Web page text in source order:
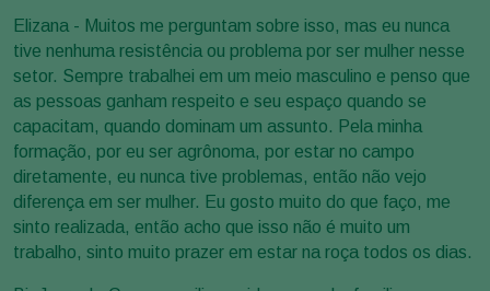
Elizana - Muitos me perguntam sobre isso, mas eu nunca
tive nenhuma resistência ou problema por ser mulher nesse
setor. Sempre trabalhei em um meio masculino e penso que
as pessoas ganham respeito e seu espaço quando se
capacitam, quando dominam um assunto. Pela minha
formação, por eu ser agrônoma, por estar no campo
diretamente, eu nunca tive problemas, então não vejo
diferença em ser mulher. Eu gosto muito do que faço, me
sinto realizada, então acho que isso não é muito um
trabalho, sinto muito prazer em estar na roça todos os dias.